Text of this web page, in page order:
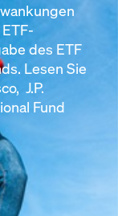
des ETF
Lesen Sie
J.P.
Fund